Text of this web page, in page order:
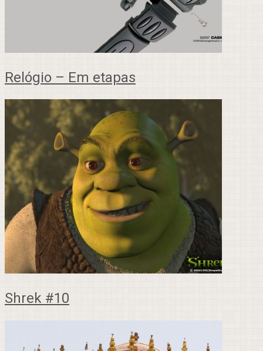
Relógio – Em etapas
Shrek #10